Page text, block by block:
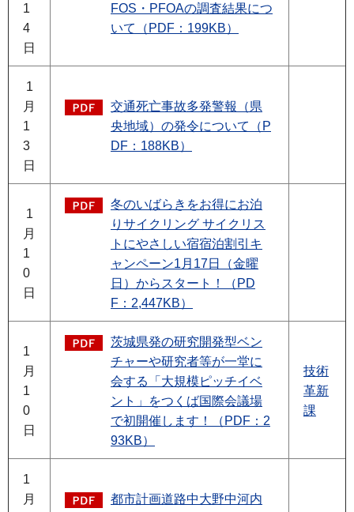
1
4
日
FOS・PFOAの調査結果につ
いて（PDF：199KB）
1
月
1
3
日
交通死亡事故多発警報（県
央地域）の発令について（P
DF：188KB）
1
月
1
0
日
冬のいばらきをお得にお泊
りサイクリング サイクリス
トにやさしい宿宿泊割引キ
ャンペーン1月17日（金曜
日）からスタート！（PD
F：2,447KB）
1
月
1
0
日
茨城県発の研究開発型ベン
チャーや研究者等が一堂に
会する「大規模ピッチイベ
ント」をつくば国際会議場
で初開催します！（PDF：2
93KB）
技術
革新
課
1
月
都市計画道路中大野中河内